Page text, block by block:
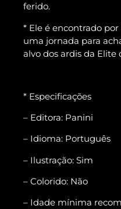
ferido.
* Ele é encontrado
uma jornada para
alvo dos ardis da Elite
* Especificações
– Editora: Panini
– Idioma: Português
– Ilustração: Sim
– Colorido: Não
– Idade mínima